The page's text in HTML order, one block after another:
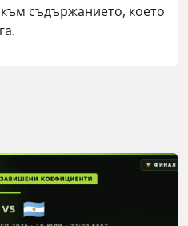
съдържанието, което